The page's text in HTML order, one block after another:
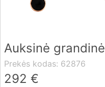
Apmokėjimas
Rekvizitai
Kontaktai
Auksinė
Prekės kodas: 62876
292 €